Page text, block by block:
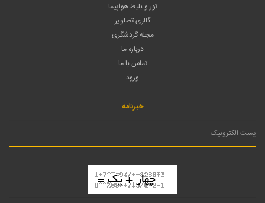
تور و بلیط هواپیما
گالری تصاویر
مجله گردشگری
درباره ما
تماس با ما
ورود
خبرنامه